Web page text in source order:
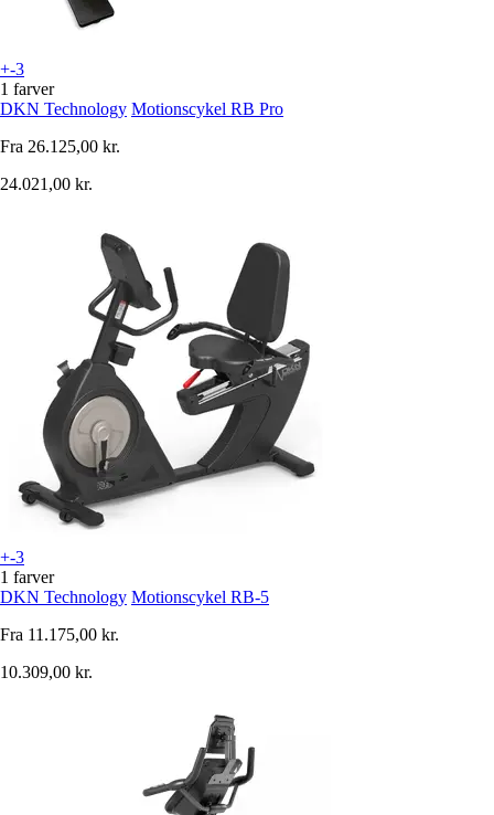
+-3
1 farver
DKN Technology Motionscykel RB Pro
Fra 26.125,00 kr.
24.021,00 kr.
+-3
1 farver
DKN Technology Motionscykel RB-5
Fra 11.175,00 kr.
10.309,00 kr.